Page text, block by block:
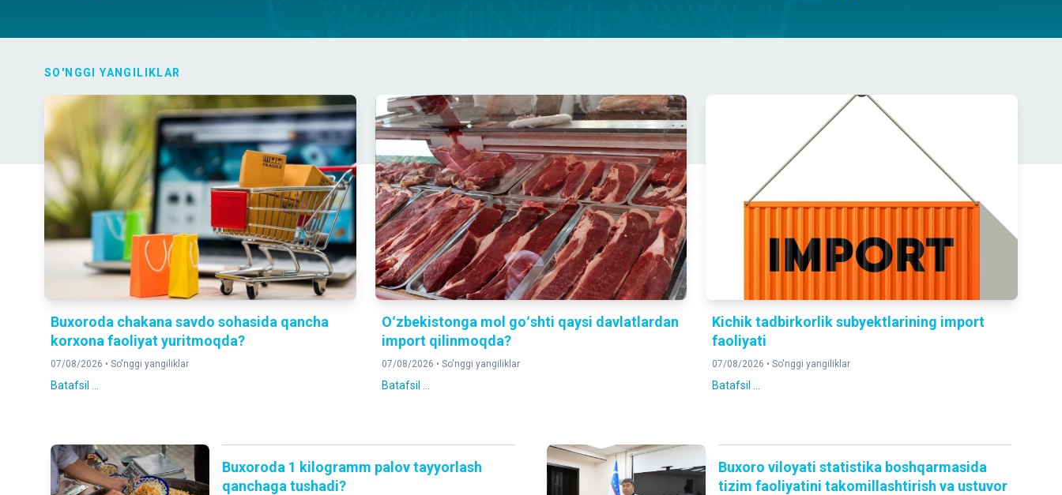
SO'NGGI YANGILIKLAR
Buxoroda chakana savdo sohasida qancha
korxona faoliyat yuritmoqda?
07/08/2026 • So'nggi yangiliklar
Batafsil ...
Oʻzbekistonga mol goʻshti qaysi davlatlardan
import qilinmoqda?
07/08/2026 • So'nggi yangiliklar
Batafsil ...
Kichik tadbirkorlik subyektlarining import
faoliyati
07/08/2026 •So'nggi yangiliklar
Batafsil ...
Buxoroda 1 kilogramm palov tayyorlash
qanchaga tushadi?
Buxoro viloyati statistika boshqarmasida
tizim faoliyatini takomillashtirish va ustuvor